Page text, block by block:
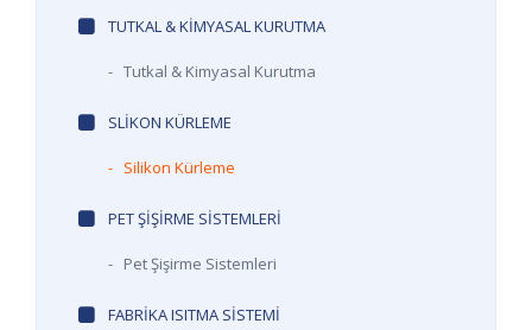
TUTKAL & KIMYASAL KURUTMA
- Tutkal & Kimyasal Kurutma
SLIKON KÜRLEME
- Silikon Kürleme
PET ŞIŞIRME SISTEMLERI
- Pet Şişirme Sistemleri
FABRIKA ISITMA SISTEMI